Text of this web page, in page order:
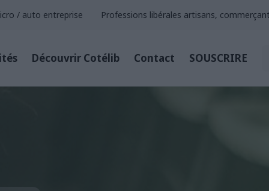
/ auto entreprise Professions libérales artisans,
Découvrir Cotélib Contact SOUSCRIRE